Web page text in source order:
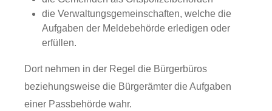
die Verwaltungsgemeinschaften, welche die
Aufgaben der Meldebehörde erledigen oder
erfüllen.
Dort nehmen in der Regel die Bürgerbüros
beziehungsweise die Bürgerämter die Aufgaben
einer Passbehörde wahr.